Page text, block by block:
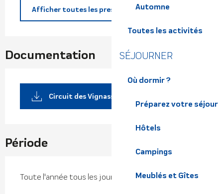
Automne
Toutes les activités
SÉJOURNER
Où dormir ?
Préparez votre séjour
Hôtels
Campings
Meublés et Gîtes
Afficher toutes les prestations
Documentation
Circuit des Vignasses pdf /
Période
Toute l'année tous les jours.